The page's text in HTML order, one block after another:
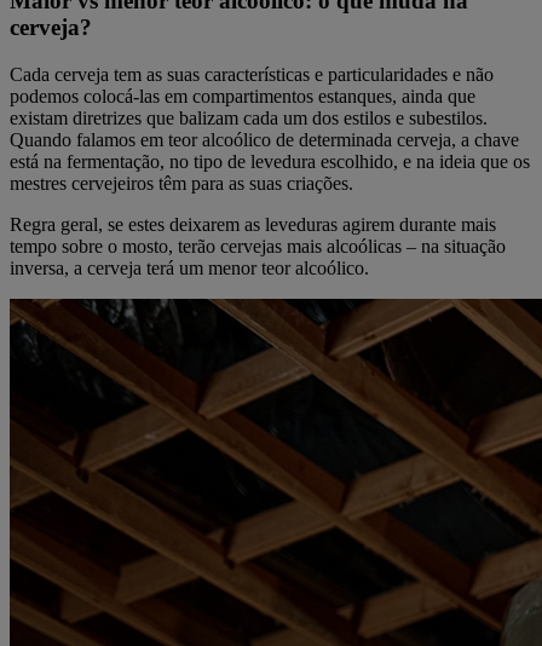
cerveja?
Cada cerveja tem as suas características e particularidades e não
podemos colocá-las em compartimentos estanques, ainda que
existam diretrizes que balizam cada um dos estilos e subestilos.
Quando falamos em teor alcoólico de determinada cerveja, a chave
está na fermentação, no tipo de levedura escolhido, e na ideia que os
mestres cervejeiros têm para as suas criações.
Regra geral, se estes deixarem as leveduras agirem durante mais
tempo sobre o mosto, terão cervejas mais alcoólicas – na situação
inversa, a cerveja terá um menor teor alcoólico.